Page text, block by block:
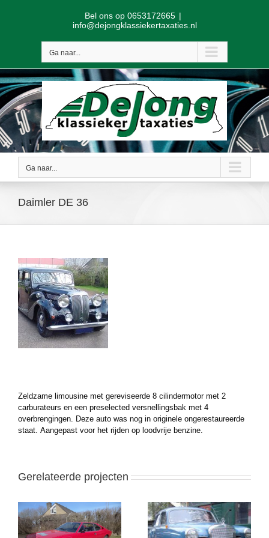
Bel ons op 0653172665 |
info@dejongklassiekertaxaties.nl
Ga naar...
Ga naar...
Daimler DE 36
View
Larger
Image
Zeldzame limousine met gereviseerde 8 cilindermotor met 2
carburateurs en een preselected versnellingsbak met 4
overbrengingen. Deze auto was nog in originele ongerestaureerde
staat. Aangepast voor het rijden op loodvrije benzine.
Gerelateerde projecten